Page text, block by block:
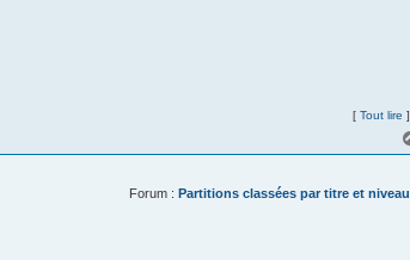
[ Tout lire ]
Forum : Partitions classées par titre et niveau